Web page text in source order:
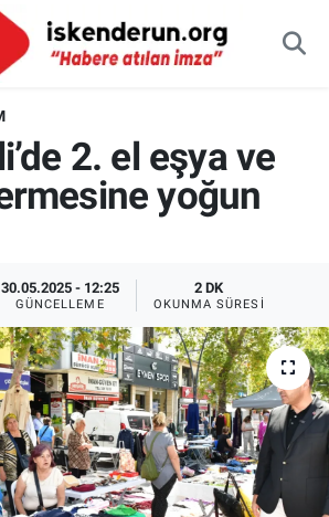
2. el eşya ve
yoğun
30.05.2025 - 12:25
GÜNCELLEME
2 DK
OKUNMA SÜRESI